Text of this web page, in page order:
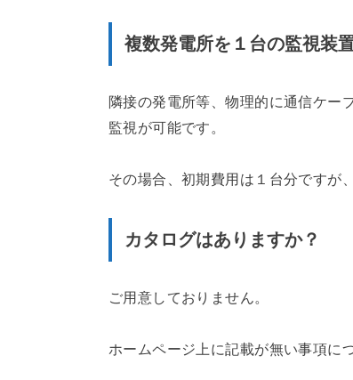
複数発電所を１台の監視装
隣接の発電所等、物理的に通信ケー
監視が可能です。
その場合、初期費用は１台分ですが
カタログはありますか？
ご用意しておりません。
ホームページ上に記載が無い事項に